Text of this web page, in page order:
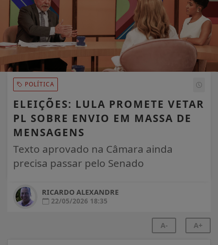
POLÍTICA
ELEIÇÕES: LULA PROMETE VETAR
PL SOBRE ENVIO EM MASSA DE
MENSAGENS
Texto aprovado na Câmara ainda
precisa passar pelo Senado
RICARDO ALEXANDRE
22/05/2026 18:35
A- A+